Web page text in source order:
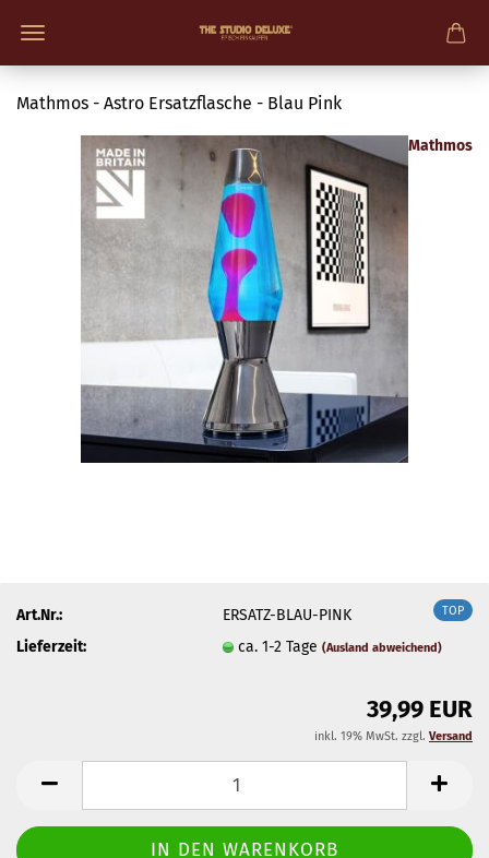
Mathmos - Astro Ersatzflasche - Blau Pink
Mathmos
TOP
Art.Nr.:
ERSATZ-BLAU-PINK
Lieferzeit:
ca. 1-2 Tage(Ausland abweichend)
39,99 EUR
inkl. 19% MwSt. zzgl. Versand